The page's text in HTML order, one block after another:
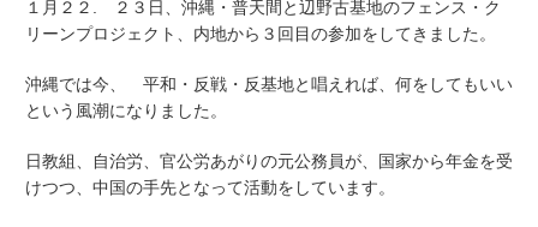
１月２２. ２３日、沖縄・普天間と辺野古基地のフェンス・ク
リーンプロジェクト、内地から３回目の参加をしてきました。
沖縄では今、 平和・反戦・反基地と唱えれば、何をしてもいい
という風潮になりました。
日教組、自治労、官公労あがりの元公務員が、国家から年金を受
けつつ、中国の手先となって活動をしています。